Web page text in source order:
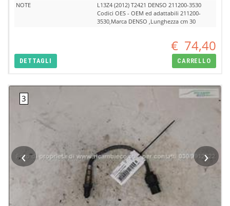
NOTE
L13Z4 (2012) T2421 DENSO 211200-3530
Codici OES - OEM ed adattabili 211200-
3530,Marca DENSO ,Lunghezza cm 30
€ 74,40
DETTAGLI CARRELLO
‹ ›